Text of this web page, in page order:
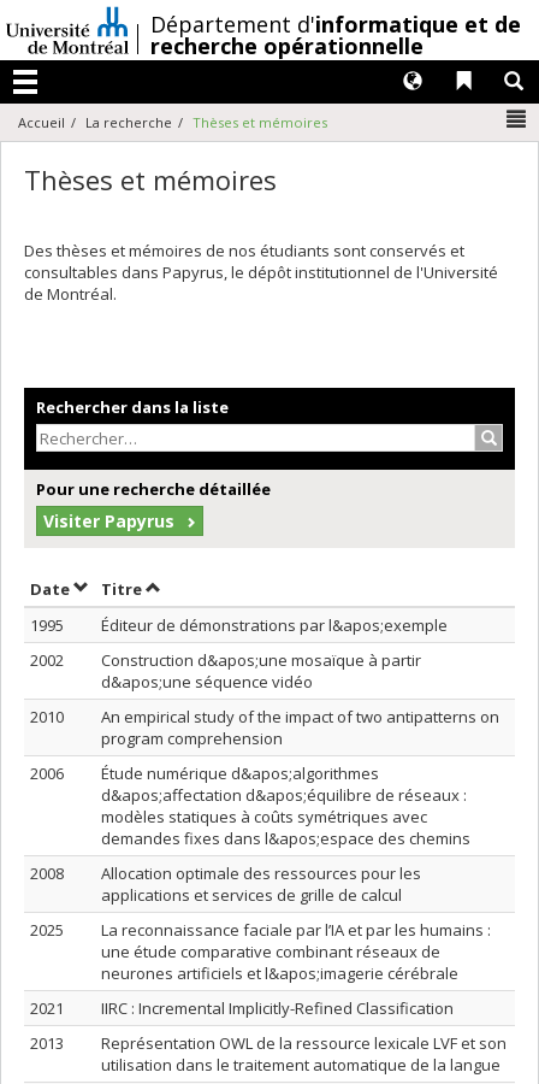
au
contenu
/Département d'informatique et de
recherche opérationnelle
Menu
Liens
Langues
Accueil La recherche Thèses et mémoires
Thèses et mémoires
Des thèses et mémoires de nos étudiants sont conservés et
consultables dans Papyrus, le dépôt institutionnel de l'Université
de Montréal.
Rechercher dans la liste
Pour une recherche détaillée
Visiter Papyrus
DateTrier par date en ordre croissant
TitreTrier par titre en ordre croissant
1995
Éditeur de démonstrations par l&apos;exemple
2002
Construction d&apos;une mosaïque à partir
d&apos;une séquence vidéo
2010
An empirical study of the impact of two antipatterns on
program comprehension
2006
Étude numérique d&apos;algorithmes
d&apos;affectation d&apos;équilibre de réseaux :
modèles statiques à coûts symétriques avec
demandes fixes dans l&apos;espace des chemins
2008
Allocation optimale des ressources pour les
applications et services de grille de calcul
2025
La reconnaissance faciale par l’IA et par les humains :
une étude comparative combinant réseaux de
neurones artificiels et l&apos;imagerie cérébrale
2021
IIRC : Incremental Implicitly-Refined Classification
2013
Représentation OWL de la ressource lexicale LVF et son
utilisation dans le traitement automatique de la langue